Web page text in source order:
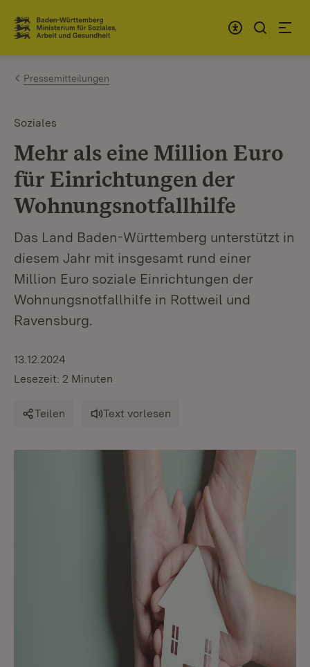
Zum Inhalt springen
Link zur Startseite
Pressemitteilungen
Soziales
Mehr als eine Million Euro
für Einrichtungen der
Wohnungsnotfallhilfe
Das Land Baden-Württemberg unterstützt in
diesem Jahr mit insgesamt rund einer
Million Euro soziale Einrichtungen der
Wohnungsnotfallhilfe in Rottweil und
Ravensburg.
13.12.2024
Lesezeit: 2 Minuten
Teilen Text vorlesen